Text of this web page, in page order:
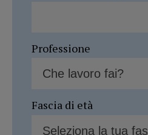
Professione
Fascia di età